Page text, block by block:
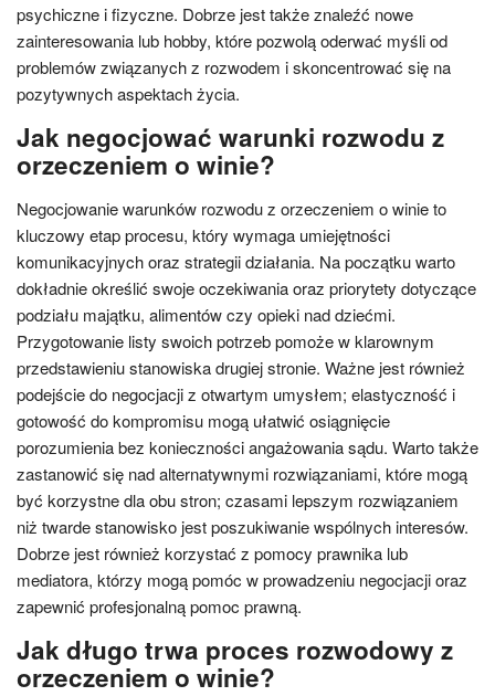
psychiczne i fizyczne. Dobrze jest także znaleźć nowe
zainteresowania lub hobby, które pozwolą oderwać myśli od
problemów związanych z rozwodem i skoncentrować się na
pozytywnych aspektach życia.
Jak negocjować warunki rozwodu z
orzeczeniem o winie?
Negocjowanie warunków rozwodu z orzeczeniem o winie to
kluczowy etap procesu, który wymaga umiejętności
komunikacyjnych oraz strategii działania. Na początku warto
dokładnie określić swoje oczekiwania oraz priorytety dotyczące
podziału majątku, alimentów czy opieki nad dziećmi.
Przygotowanie listy swoich potrzeb pomoże w klarownym
przedstawieniu stanowiska drugiej stronie. Ważne jest również
podejście do negocjacji z otwartym umysłem; elastyczność i
gotowość do kompromisu mogą ułatwić osiągnięcie
porozumienia bez konieczności angażowania sądu. Warto także
zastanowić się nad alternatywnymi rozwiązaniami, które mogą
być korzystne dla obu stron; czasami lepszym rozwiązaniem
niż twarde stanowisko jest poszukiwanie wspólnych interesów.
Dobrze jest również korzystać z pomocy prawnika lub
mediatora, którzy mogą pomóc w prowadzeniu negocjacji oraz
zapewnić profesjonalną pomoc prawną.
Jak długo trwa proces rozwodowy z
orzeczeniem o winie?